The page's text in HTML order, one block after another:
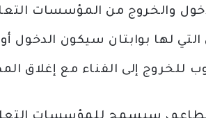
والخروج من المؤسسات
لها بوابتان سيكون الدخول
للخروج إلى الفناء مع إغلاق